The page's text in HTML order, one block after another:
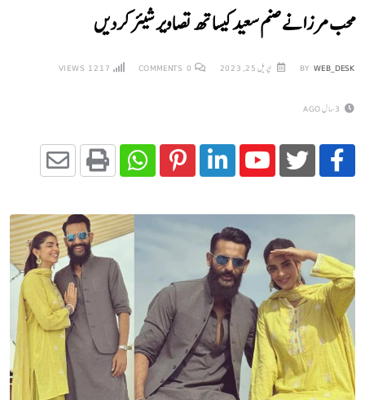
محب مرزا نے صنم سعید کیساتھ تصاویر شیئر کردیں
BY WEB_DESK اپریل 25, 2023 0
1217
3 سال AGO